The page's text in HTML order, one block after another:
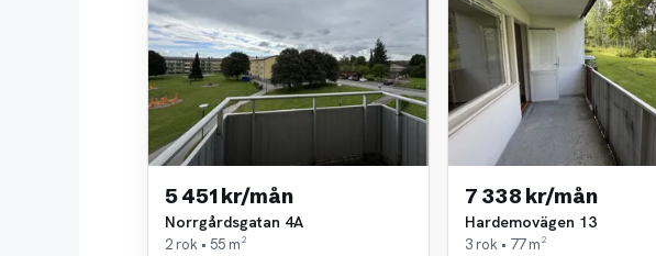
5 451 kr/mån
Norrgårdsgatan 4A
2 rok • 55 m²
7 338 kr/mån
Hardemovägen 13
3 rok • 77 m²